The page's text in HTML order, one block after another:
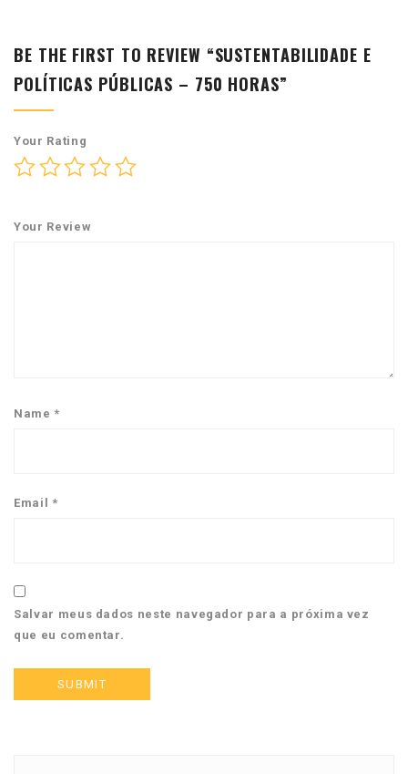
BE THE FIRST TO REVIEW “SUSTENTABILIDADE E
POLÍTICAS PÚBLICAS – 750 HORAS”
Your Rating
Your Review
Name*
Email *
Salvar meus dados neste navegador para a próxima vez
que eu comentar.